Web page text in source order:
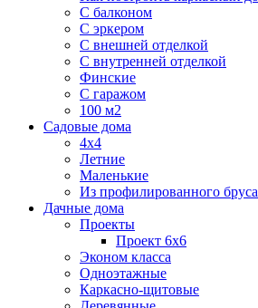
С балконом
С эркером
С внешней отделкой
С внутренней отделкой
Финские
С гаражом
100 м2
Садовые дома
4х4
Летние
Маленькие
Из профилированного бруса
Дачные дома
Проекты
Проект 6х6
Эконом класса
Одноэтажные
Каркасно-щитовые